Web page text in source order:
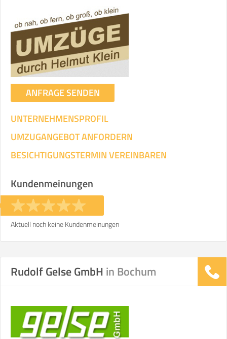
ANFRAGE SENDEN
UNTERNEHMENSPROFIL
UMZUGANGEBOT ANFORDERN
BESICHTIGUNGSTERMIN VEREINBAREN
Kundenmeinungen
Aktuell noch keine Kundenmeinungen
Rudolf Gelse GmbH in Bochum